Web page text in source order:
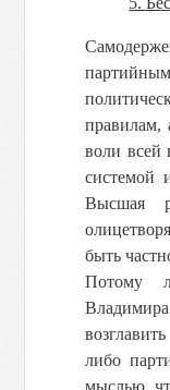
правилам,
воли всей
системой
Высшая
быть
Потому
либо
мыслью,